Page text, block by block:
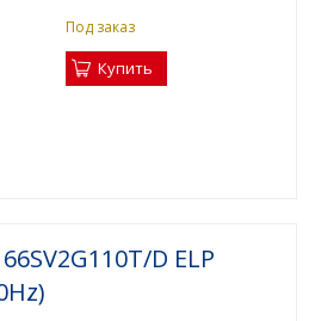
Под заказ
Купить
D ELP